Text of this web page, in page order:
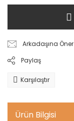
Arkadaşına Öner
Paylaş
Karşılaştır
Ürün Bilgisi